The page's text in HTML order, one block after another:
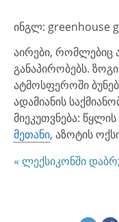
ინგლ: greenhouse
აირები, რომლებიც
განაპირობებს.
ატმოსფეროში
ადამიანის
მიეკუთვნება:
მეთანი, აზოტის
« ლექსიკონში